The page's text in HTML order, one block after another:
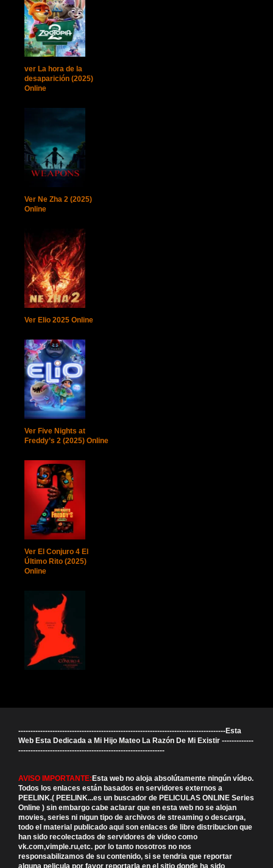
ver La hora de la
desaparición (2025)
Online
Ver Ne Zha 2 (2025)
Online
Ver Elio 2025 Online
Ver Five Nights at
Freddy’s 2 (2025) Online
Ver El Conjuro 4 El
Último Rito (2025)
Online
-------------------------------------------------------------------------------------Esta
Web Esta Dedicada a Mi Hijo Mateo La Razón De Mi Existir -------------
------------------------------------------------------------
AVISO IMPORTANTE:Esta web no aloja absolútamente ningún vídeo.
Todos los enlaces están basados en servidores externos a
PEELINK.( PEELINK...es un buscador de PELICULAS ONLINE Series
Online ) sin embargo cabe aclarar que en esta web no se alojan
movies, series ni nigun tipo de archivos de streaming o descarga,
todo el material publicado aqui son enlaces de libre distribucion que
han sido recolectados de servidores de video como
vk.com,vimple.ru,etc. por lo tanto nosotros no nos
responsabilizamos de su contenido, si se tendria que reportar
alguna pelicula por favor reportarla en el sitio donde ha sido